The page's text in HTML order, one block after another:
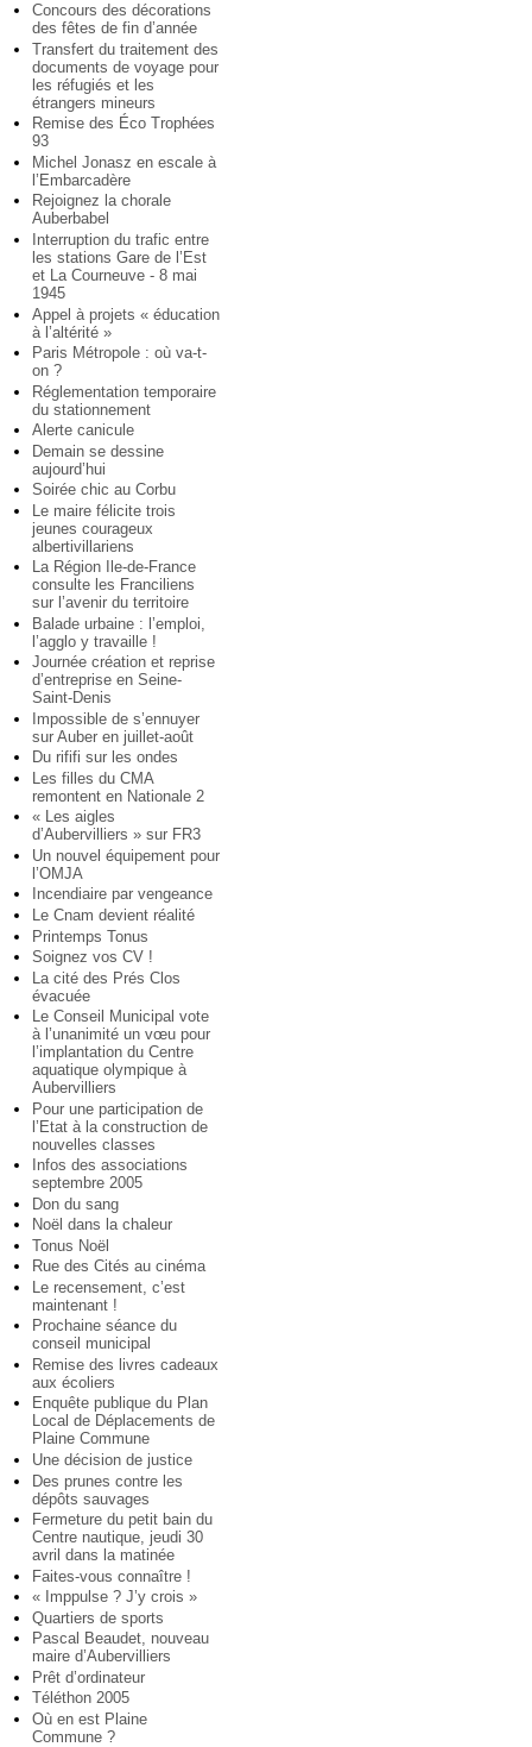
Concours des décorations
des fêtes de fin d’année
Transfert du traitement des
documents de voyage pour
les réfugiés et les
étrangers mineurs
Remise des Éco Trophées
93
Michel Jonasz en escale à
l’Embarcadère
Rejoignez la chorale
Auberbabel
Interruption du trafic entre
les stations Gare de l’Est
et La Courneuve - 8 mai
1945
Appel à projets « éducation
à l’altérité »
Paris Métropole : où va-t-
on ?
Réglementation temporaire
du stationnement
Alerte canicule
Demain se dessine
aujourd’hui
Soirée chic au Corbu
Le maire félicite trois
jeunes courageux
albertivillariens
La Région Ile-de-France
consulte les Franciliens
sur l’avenir du territoire
Balade urbaine : l’emploi,
l’agglo y travaille !
Journée création et reprise
d’entreprise en Seine-
Saint-Denis
Impossible de s’ennuyer
sur Auber en juillet-août
Du rififi sur les ondes
Les filles du CMA
remontent en Nationale 2
« Les aigles
d’Aubervilliers » sur FR3
Un nouvel équipement pour
l’OMJA
Incendiaire par vengeance
Le Cnam devient réalité
Printemps Tonus
Soignez vos CV !
La cité des Prés Clos
évacuée
Le Conseil Municipal vote
à l’unanimité un vœu pour
l’implantation du Centre
aquatique olympique à
Aubervilliers
Pour une participation de
l’Etat à la construction de
nouvelles classes
Infos des associations
septembre 2005
Don du sang
Noël dans la chaleur
Tonus Noël
Rue des Cités au cinéma
Le recensement, c’est
maintenant !
Prochaine séance du
conseil municipal
Remise des livres cadeaux
aux écoliers
Enquête publique du Plan
Local de Déplacements de
Plaine Commune
Une décision de justice
Des prunes contre les
dépôts sauvages
Fermeture du petit bain du
Centre nautique, jeudi 30
avril dans la matinée
Faites-vous connaître !
« Imppulse ? J’y crois »
Quartiers de sports
Pascal Beaudet, nouveau
maire d’Aubervilliers
Prêt d’ordinateur
Téléthon 2005
Où en est Plaine
Commune ?